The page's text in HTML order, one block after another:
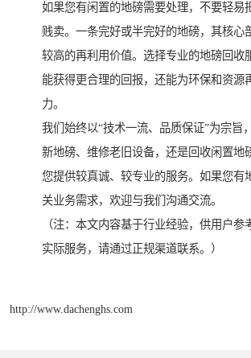
如果您有闲置的地磅需要处理，不要轻易
贱卖。一条完好或半完好的地磅，其核心
较高的再利用价值。选择专业的地磅回收
能获得更合理的回报，还能为环保和资源
力。
我们始终以“技术一流、品质保证”为宗旨
新地磅、维修老旧设备，还是回收闲置地
您提供较真诚、较专业的服务。如果您有
关业务需求，欢迎与我们沟通交流。
（注：本文内容基于行业经验，供用户参
实际服务，请通过正规渠道联系。）
http://www.dachenghs.com